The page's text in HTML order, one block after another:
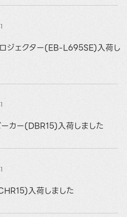
ジェクター(EB-L695SE)入荷し
カー(DBR15)入荷しました
入荷しました